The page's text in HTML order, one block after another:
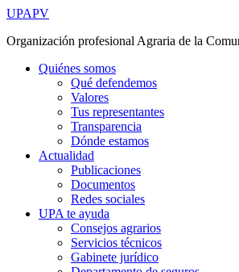
Ir
contenido
UPAPV
Organización profesional Agraria de la
Quiénes somos
Qué defendemos
Valores
Tus representantes
Transparencia
Dónde estamos
Actualidad
Publicaciones
Documentos
Redes sociales
UPA te ayuda
Consejos agrarios
Servicios técnicos
Gabinete jurídico